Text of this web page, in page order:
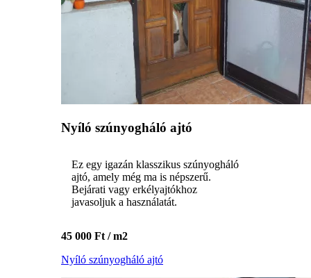
Nyíló szúnyogháló ajtó
Ez egy igazán klasszikus szúnyogháló
ajtó, amely még ma is népszerű.
Bejárati vagy erkélyajtókhoz
javasoljuk a használatát.
45 000 Ft / m2
Nyíló szúnyogháló ajtó